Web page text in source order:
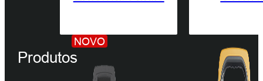
NOVO
Produtos